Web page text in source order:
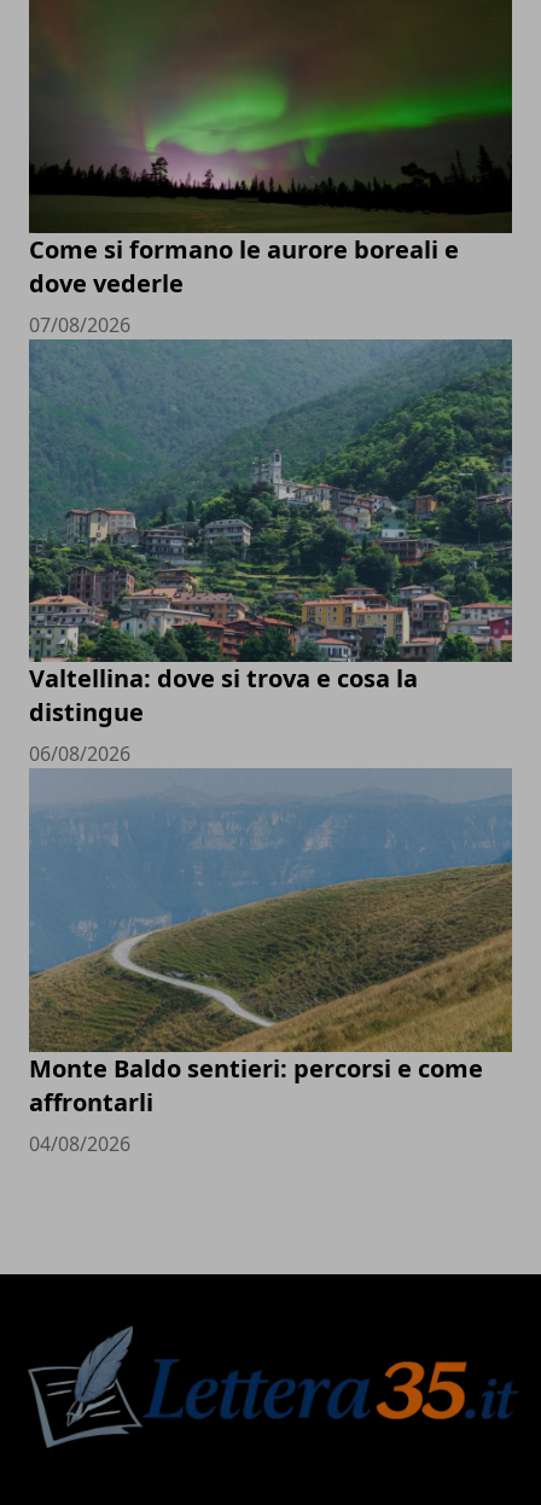
Come si formano le aurore boreali e
dove vederle
07/08/2026
Valtellina: dove si trova e cosa la
distingue
06/08/2026
Monte Baldo sentieri: percorsi e come
affrontarli
04/08/2026